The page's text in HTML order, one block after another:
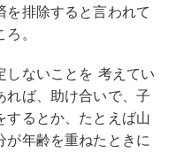
を排除すると言われて
。
しないことを 考えてい
れば、助け合いで、子
するとか、たとえば山
が年齢を重ねたときに